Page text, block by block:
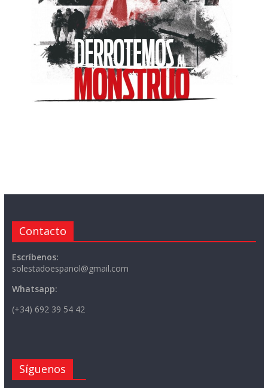
Contacto
Escríbenos:
solestadoespanol@gmail.com
Whatsapp:
(+34) 692 39 54 42
Síguenos